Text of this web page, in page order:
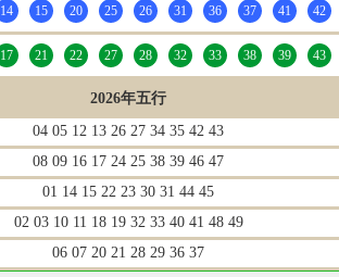
14 15 20 25 26 31 36 37 41 42
17 21 22 27 28 32 33 38 39 43
2026年五行
04 05 12 13 26 27 34 35 42 43
08 09 16 17 24 25 38 39 46 47
01 14 15 22 23 30 31 44 45
02 03 10 11 18 19 32 33 40 41 48 49
06 07 20 21 28 29 36 37